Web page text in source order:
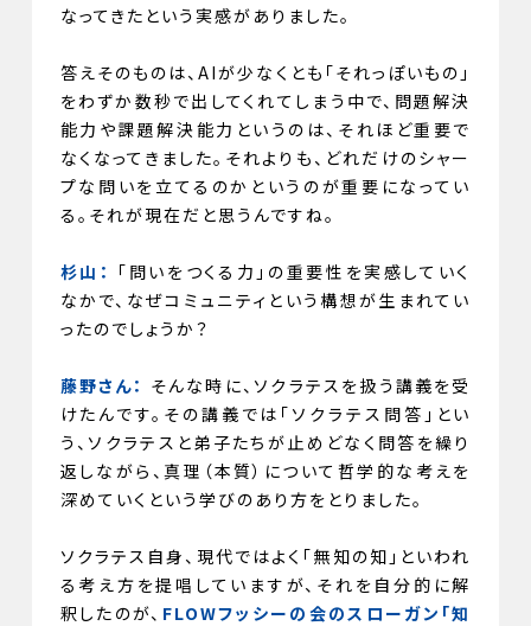
なってきたという実感がありました。
答えそのものは、AIが少なくとも「それっぽいもの」
をわずか数秒で出してくれてしまう中で、問題解決
能力や課題解決能力というのは、それほど重要で
なくなってきました。それよりも、どれだけのシャー
プな問いを立てるのかというのが重要になってい
る。それが現在だと思うんですね。
杉山： 「問いをつくる力」の重要性を実感していく
なかで、なぜコミュニティという構想が生まれてい
ったのでしょうか？
藤野さん： そんな時に、ソクラテスを扱う講義を受
けたんです。その講義では「ソクラテス問答」とい
う、ソクラテスと弟子たちが止めどなく問答を繰り
返しながら、真理（本質）について哲学的な考えを
深めていくという学びのあり方をとりました。
ソクラテス自身、現代ではよく「無知の知」といわれ
る考え方を提唱していますが、それを自分的に解
釈したのが、 FLOWフッシーの会のスローガン「知